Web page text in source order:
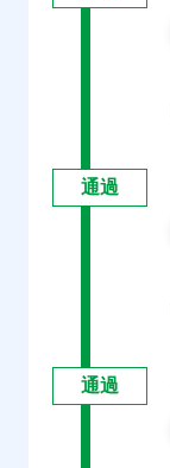
通過
通過